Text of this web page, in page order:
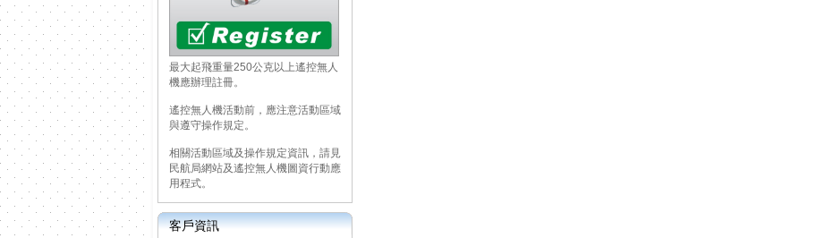
最大起飛重量250公克以上遙控無人
機應辦理註冊。
遙控無人機活動前，應注意活動區域
與遵守操作規定。
相關活動區域及操作規定資訊，請見
民航局網站及遙控無人機圖資行動應
用程式。
客戶資訊